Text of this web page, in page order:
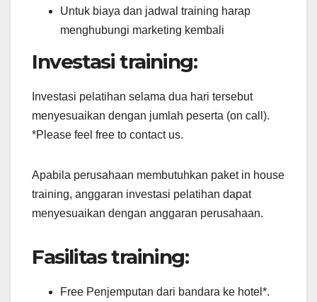
Untuk biaya dan jadwal training harap
menghubungi marketing kembali
Investasi training:
Investasi pelatihan selama dua hari tersebut
menyesuaikan dengan jumlah peserta (on call).
*Please feel free to contact us.
Apabila perusahaan membutuhkan paket in house
training, anggaran investasi pelatihan dapat
menyesuaikan dengan anggaran perusahaan.
Fasilitas training:
Free Penjemputan dari bandara ke hotel*.